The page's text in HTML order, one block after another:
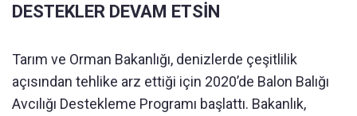
DESTEKLER DEVAM ETSİN
Tarım ve Orman Bakanlığı, denizlerde çeşitlilik
açısından tehlike arz ettiği için 2020’de Balon Balığı
Avcılığı Destekleme Programı başlattı. Bakanlık,